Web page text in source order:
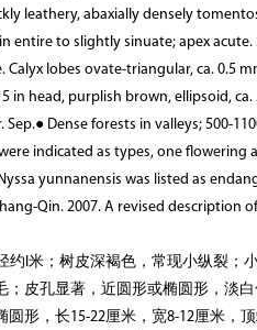
leathery, abaxially densely
entire to slightly sinuate; apex
Calyx lobes ovate-triangular, ca. 0.5
in head, purplish brown, ellipsoid,
Sep.● Dense forests in valleys; 500-
indicated as types, one
yunnanensis was listed as
Qin. 2007. A revised description
约l米；树皮深褐色，常现小纵裂
；皮孔显著，近圆形或椭圆形，淡
圆形，长15-22厘米，宽8-12厘米